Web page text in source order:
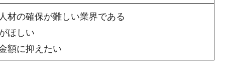
材の確保が難しい業界である
ほしい
額に抑えたい